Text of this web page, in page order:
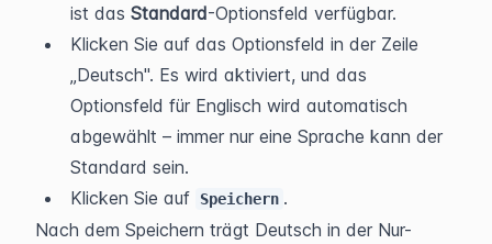
ist das Standard-Optionsfeld verfügbar.
Klicken Sie auf das Optionsfeld in der Zeile
„Deutsch". Es wird aktiviert, und das
Optionsfeld für Englisch wird automatisch
abgewählt – immer nur eine Sprache kann der
Standard sein.
Klicken Sie auf
Speichern .
Nach dem Speichern trägt Deutsch in der Nur-